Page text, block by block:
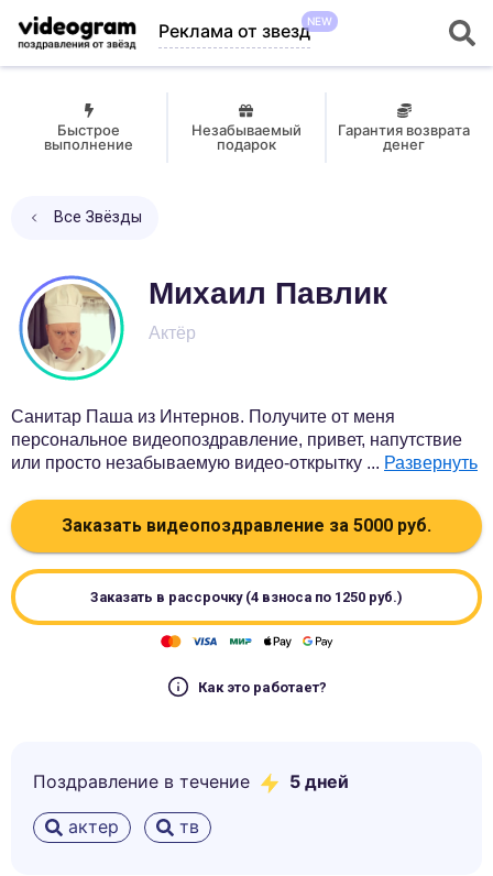
Реклама от звездNEW
Быстрое
выполнение
Незабываемый
подарок
Гарантия возврата
денег
Все Звёзды
Михаил Павлик
Актёр
Санитар Паша из Интернов. Получите от меня
персональное видеопоздравление, привет, напутствие
или просто незабываемую видео-открытку ... Развернуть
Заказать видеопоздравление за 5000 руб.
Заказать в рассрочку (4 взноса по 1250 руб.)
Как это работает?
Поздравление в течение 5 дней
актер тв